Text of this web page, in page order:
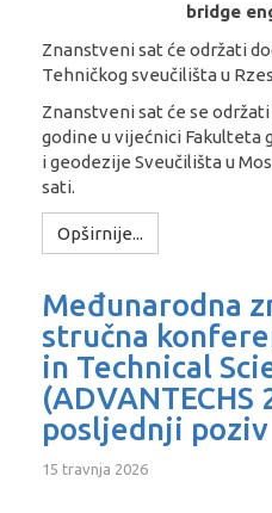
bridge
Znanstveni sat će održati
Tehničkog sveučilišta u
Znanstveni sat će se održati
godine u vijećnici
i geodezije Sveučilišta u
sati.
Opširnije...
Međunarodna
stručna
in Technical
(ADVANTECHS
posljednji poziv
15 travnja 2026